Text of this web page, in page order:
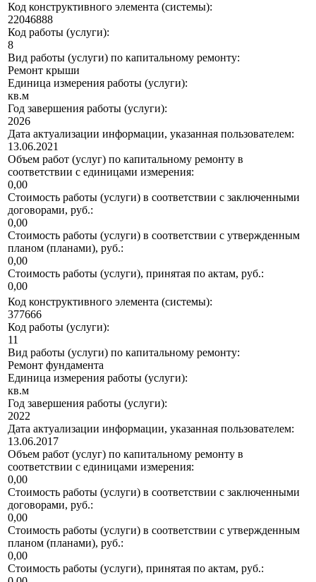
Код конструктивного элемента (системы):
22046888
Код работы (услуги):
8
Вид работы (услуги) по капитальному ремонту:
Ремонт крыши
Единица измерения работы (услуги):
кв.м
Год завершения работы (услуги):
2026
Дата актуализации информации, указанная пользователем:
13.06.2021
Объем работ (услуг) по капитальному ремонту в
соответствии с единицами измерения:
0,00
Стоимость работы (услуги) в соответствии с заключенными
договорами, руб.:
0,00
Стоимость работы (услуги) в соответствии с утвержденным
планом (планами), руб.:
0,00
Стоимость работы (услуги), принятая по актам, руб.:
0,00
Код конструктивного элемента (системы):
377666
Код работы (услуги):
11
Вид работы (услуги) по капитальному ремонту:
Ремонт фундамента
Единица измерения работы (услуги):
кв.м
Год завершения работы (услуги):
2022
Дата актуализации информации, указанная пользователем:
13.06.2017
Объем работ (услуг) по капитальному ремонту в
соответствии с единицами измерения:
0,00
Стоимость работы (услуги) в соответствии с заключенными
договорами, руб.:
0,00
Стоимость работы (услуги) в соответствии с утвержденным
планом (планами), руб.:
0,00
Стоимость работы (услуги), принятая по актам, руб.: